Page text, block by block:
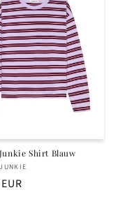
Shirt Blauw